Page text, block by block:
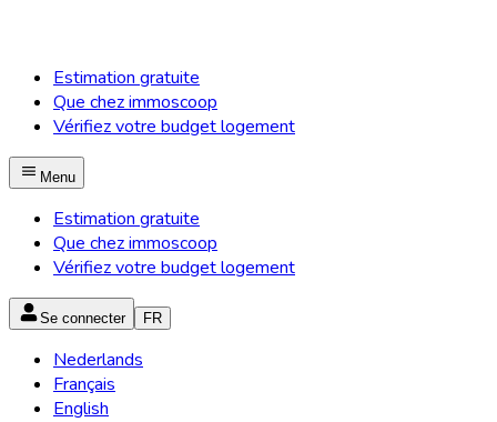
Estimation gratuite
Que chez immoscoop
Vérifiez votre budget logement
Menu
Estimation gratuite
Que chez immoscoop
Vérifiez votre budget logement
Se connecter FR
Nederlands
Français
English